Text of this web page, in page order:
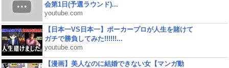
会第1日(予選ラウンド)...
youtube.com
【日本一VS日本一】ポーカープロが人生を賭けて
ガチで勝負してみた!!!!!!...
youtube.com
【漫画】美人なのに結婚できない女【マンガ動